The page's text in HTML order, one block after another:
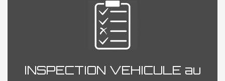
INSPECTION VEHICULE au